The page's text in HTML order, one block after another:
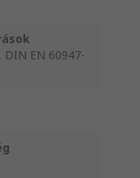
DIN EN 60947-